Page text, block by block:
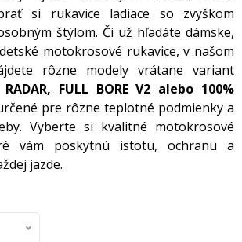
si rukavice ladiace so zvyškom
štýlom. Či už hľadáte dámske,
motokrosové rukavice, v našom
rôzne modely vrátane variant
RADAR, FULL BORE V2 alebo 100%
pre rôzne teplotné podmienky a
Vyberte si kvalitné motokrosové
vám poskytnú istotu, ochranu a
jazde.